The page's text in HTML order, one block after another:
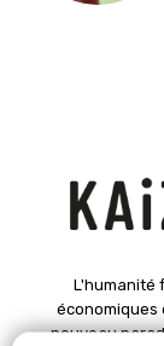
L'humanité
économiques
nouveau